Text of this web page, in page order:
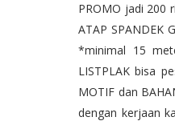
PROMO jadi 200
ATAP SPANDEK
*minimal 15
LISTPLAK bisa
MOTIF dan
dengan kerjaan